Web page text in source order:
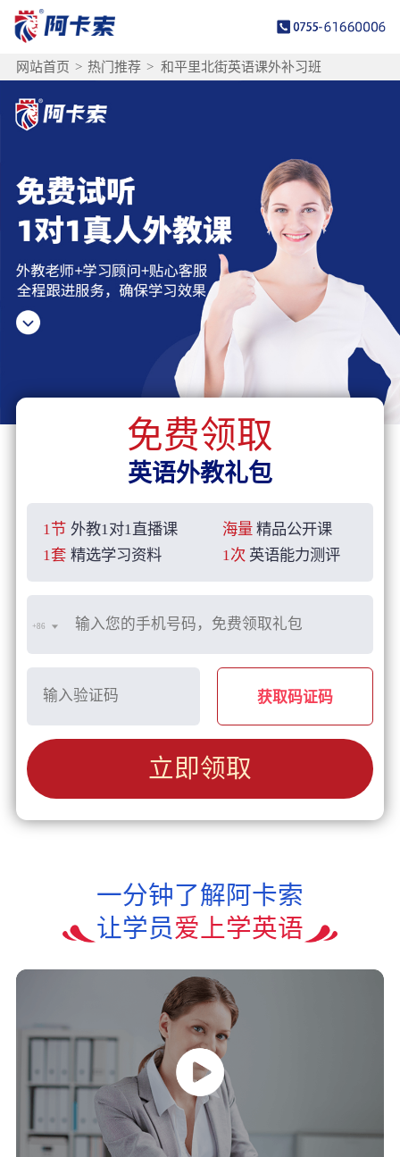
网站首页 > 热门推荐 > 和平里北街英语课外补习班
免费领取
英语外教礼包
1节 外教1对1直播课 海量 精品公开课
1套 精选学习资料 1次 英语能力测评
+86
获取码证码
立即领取
一分钟了解阿卡索
让学员爱上学英语